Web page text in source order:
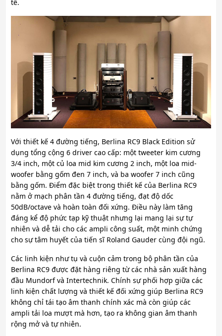
tế.
Với thiết kế 4 đường tiếng, Berlina RC9 Black Edition sử
dụng tổng cộng 6 driver cao cấp: một tweeter kim cương
3/4 inch, một củ loa mid kim cương 2 inch, một loa mid-
woofer bằng gốm đen 7 inch, và ba woofer 7 inch cũng
bằng gốm. Điểm đặc biệt trong thiết kế của Berlina RC9
nằm ở mạch phân tần 4 đường tiếng, đạt độ dốc
50dB/octave và hoàn toàn đối xứng. Điều này làm tăng
đáng kể độ phức tạp kỹ thuật nhưng lại mang lại sự tự
nhiên và dễ tải cho các ampli công suất, một minh chứng
cho sự tâm huyết của tiến sĩ Roland Gauder cùng đội ngũ.
Các linh kiện như tụ và cuộn cảm trong bộ phân tần của
Berlina RC9 được đặt hàng riêng từ các nhà sản xuất hàng
đầu Mundorf và Intertechnik. Chính sự phối hợp giữa các
linh kiện chất lượng và thiết kế đối xứng giúp Berlina RC9
không chỉ tái tạo âm thanh chính xác mà còn giúp các
ampli tải loa mượt mà hơn, tạo ra không gian âm thanh
rộng mở và tự nhiên.